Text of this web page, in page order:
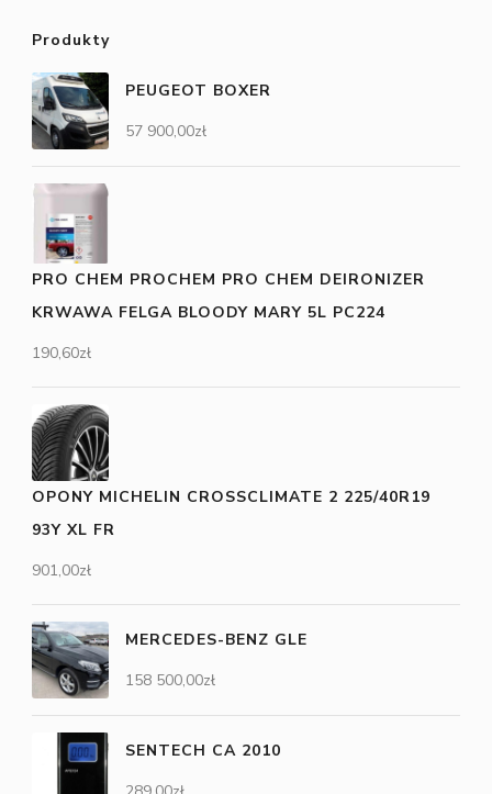
Produkty
PEUGEOT BOXER
57 900,00zł
PRO CHEM PROCHEM PRO CHEM DEIRONIZER
KRWAWA FELGA BLOODY MARY 5L PC224
190,60zł
OPONY MICHELIN CROSSCLIMATE 2 225/40R19
93Y XL FR
901,00zł
MERCEDES-BENZ GLE
158 500,00zł
SENTECH CA 2010